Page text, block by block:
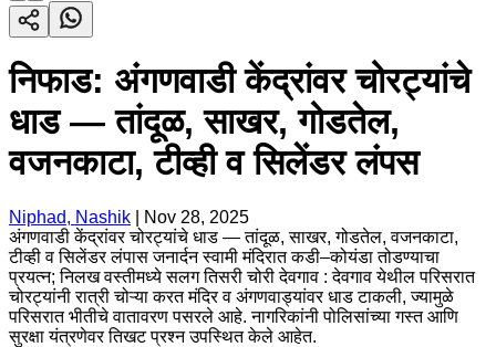
निफाड: अंगणवाडी केंद्रांवर चोरट्यांचे
धाड — तांदूळ, साखर, गोडतेल,
वजनकाटा, टीव्ही व सिलेंडर लंपस
Niphad, Nashik
Nov 28, 2025
अंगणवाडी केंद्रांवर चोरट्यांचे धाड — तांदूळ, साखर, गोडतेल, वजनकाटा,
टीव्ही व सिलेंडर लंपास जनार्दन स्वामी मंदिरात कडी–कोयंडा तोडण्याचा
प्रयत्न; निलख वस्तीमध्ये सलग तिसरी चोरी देवगाव : देवगाव येथील परिसरात
चोरट्यांनी रात्री चोऱ्या करत मंदिर व अंगणवाड्यांवर धाड टाकली, ज्यामुळे
परिसरात भीतीचे वातावरण पसरले आहे. नागरिकांनी पोलिसांच्या गस्त आणि
सुरक्षा यंत्रणेवर तिखट प्रश्न उपस्थित केले आहेत.